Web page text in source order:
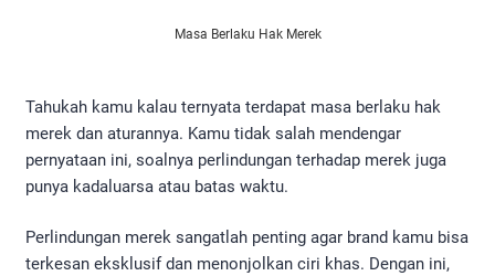
Masa Berlaku Hak Merek
Tahukah kamu kalau ternyata terdapat masa berlaku hak
merek dan aturannya. Kamu tidak salah mendengar
pernyataan ini, soalnya perlindungan terhadap merek juga
punya kadaluarsa atau batas waktu.
Perlindungan merek sangatlah penting agar brand kamu bisa
terkesan eksklusif dan menonjolkan ciri khas. Dengan ini,